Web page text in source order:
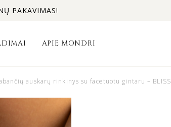
PAKAVIMAS!
APIE MONDRI
auskarų rinkinys su facetuotu gintaru – BLISS